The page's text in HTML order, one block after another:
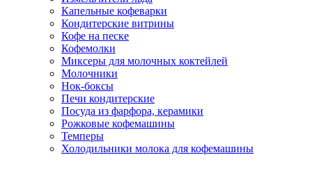
Капельные кофеварки
Кондитерские витрины
Кофе на песке
Кофемолки
Миксеры для молочных коктейлей
Молочники
Нок-боксы
Печи кондитерские
Посуда из фарфора, керамики
Рожковые кофемашины
Темперы
Холодильники молока для кофемашины